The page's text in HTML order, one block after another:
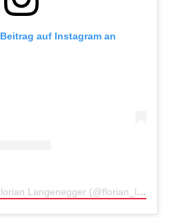
auf Instagram an
(@florian_langenegger)